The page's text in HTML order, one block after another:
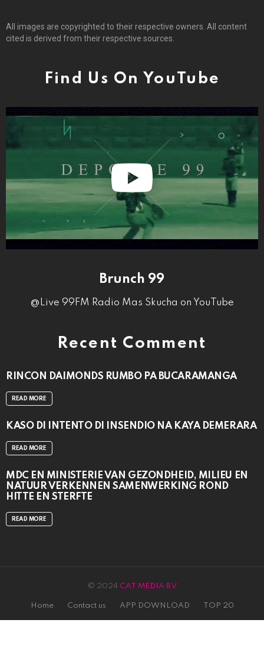
All images are copyrighted to their respective owners. All content
cited is derived from their respective sources.
Find Us On YouTube
Brunch 99
@Live 99FM Radio Mas Skucha on YouTube
Recent Comment
RINCON DAIMONDS RUMBO PA BUCARAMANGA
READ MORE
KASO DI INTENTO DI INSENDIO NA KAYA DEMERARA
READ MORE
MDC EN MINISTERIE VAN GEZONDHEID, MILIEU EN
NATUUR VERKENNEN SAMENWERKING ROND
HITTE EN STERFTE
READ MORE
© 2024 CAT MEDIA BV
Home Contact us APP DOWNLOAD TOP 20